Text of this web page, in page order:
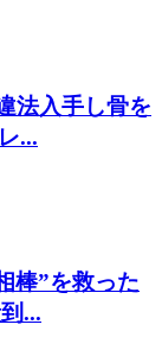
法入手し骨を
...
棒”を救った
...